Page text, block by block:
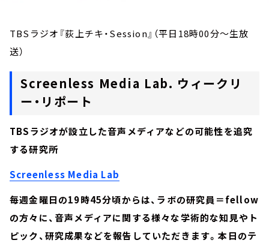
TBSラジオ『荻上チキ・Session』（平日18時00分～生放
送）
Screenless Media Lab. ウィークリ
ー・リポート
TBSラジオが設立した音声メディアなどの可能性を追究
する研究所
Screenless Media Lab
毎週金曜日の19時45分頃からは、ラボの研究員＝fellow
の方々に、音声メディアに関する様々な学術的な知見やト
ピック、研究成果などを報告していただきます。本日のテ